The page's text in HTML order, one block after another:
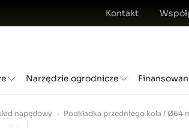
Kontakt
Narzędzie ogrodnicze
napędowy